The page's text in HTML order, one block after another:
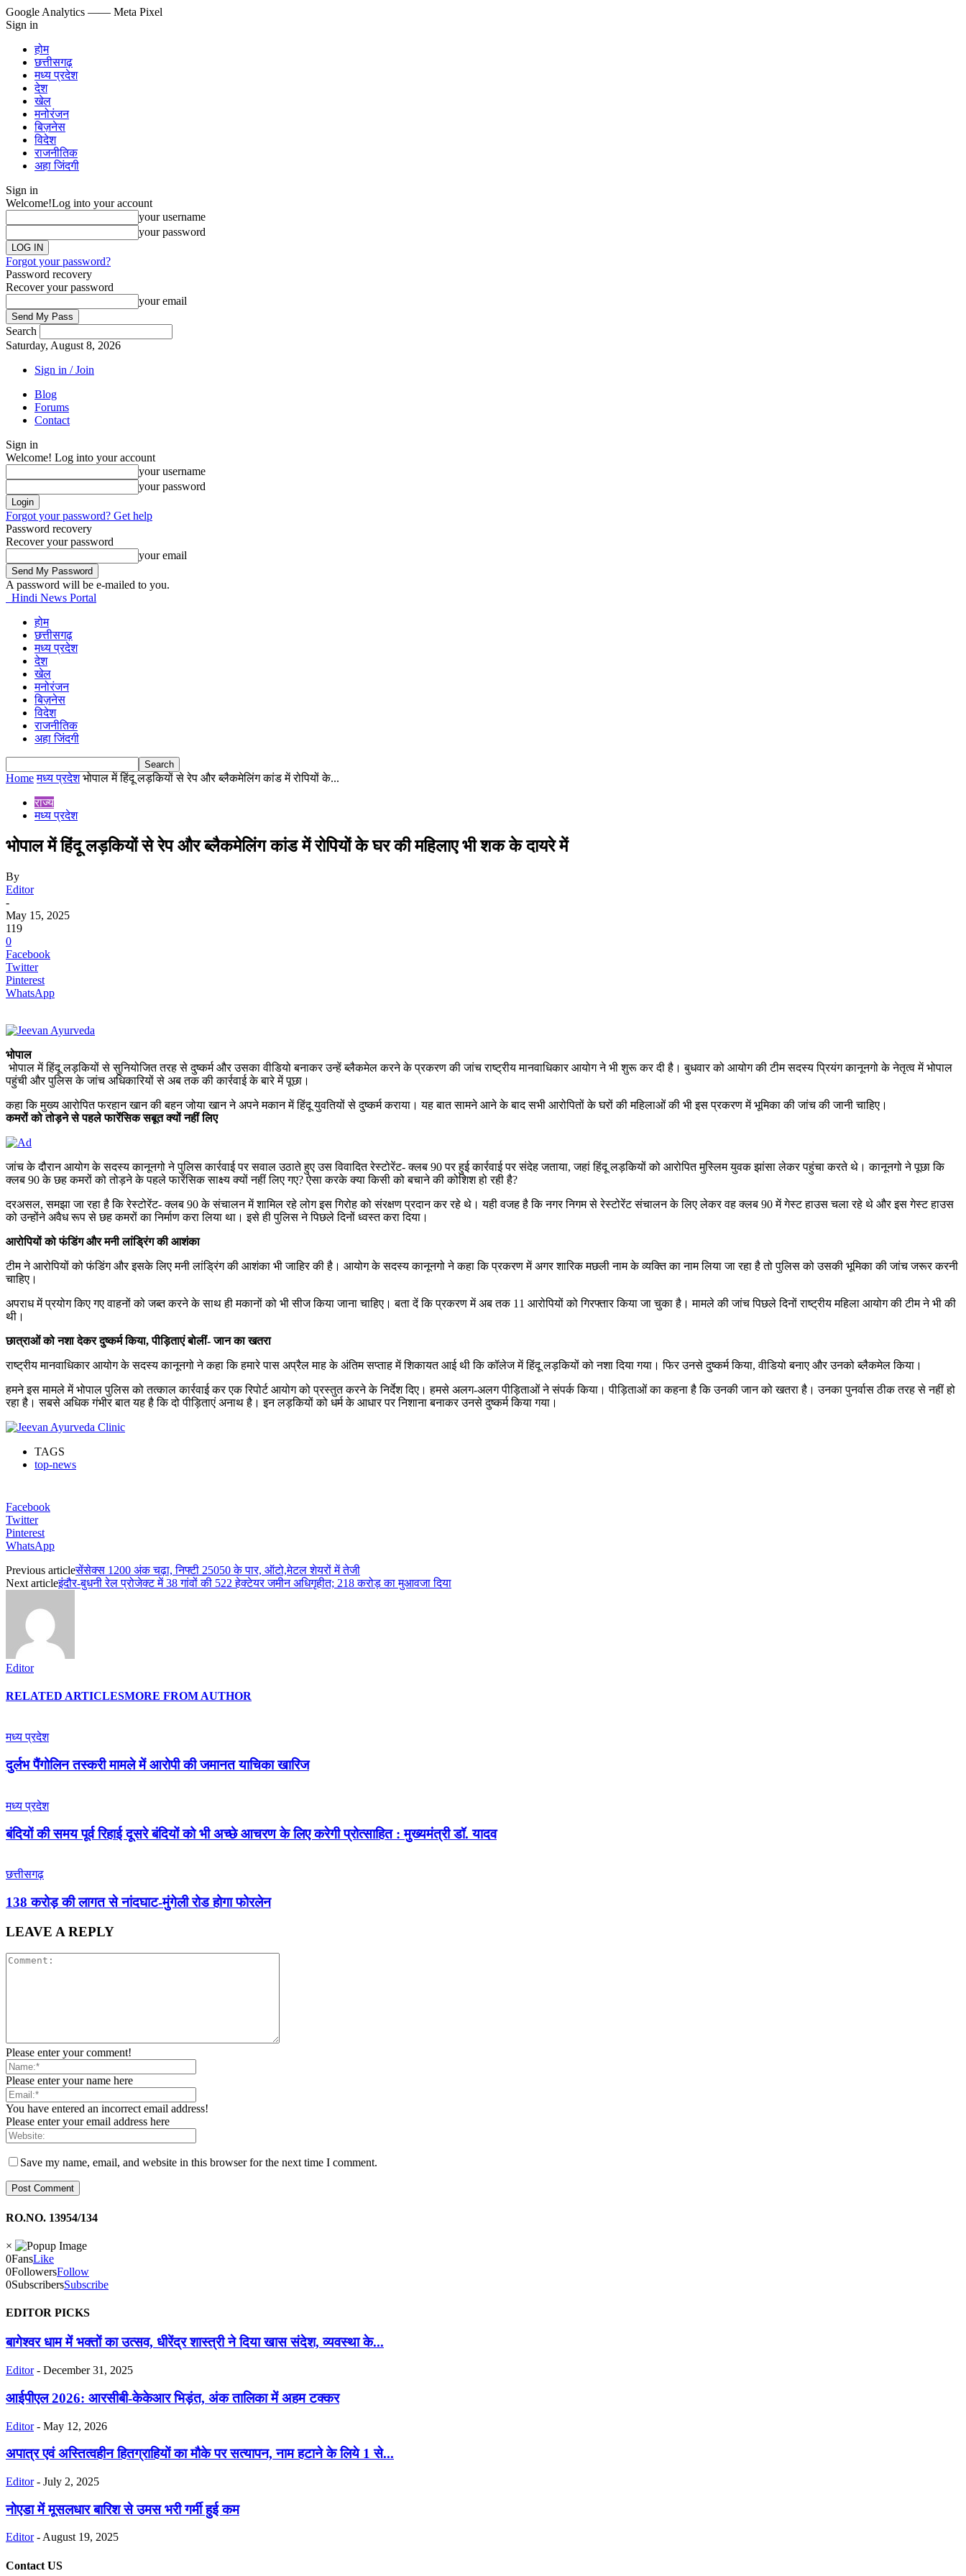
Google Analytics —— Meta Pixel
Sign in
होम
छत्तीसगढ़
मध्य प्रदेश
देश
खेल
मनोरंजन
बिज़नेस
विदेश
राजनीतिक
अहा जिंदगी
Sign in
Welcome!Log into your account
your username
your password
Forgot your password?
Password recovery
Recover your password
your email
Search
Saturday, August 8, 2026
Sign in / Join
Blog
Forums
Contact
Sign in
Welcome! Log into your account
your username
your password
Forgot your password? Get help
Password recovery
Recover your password
your email
A password will be e-mailed to you.
Hindi News Portal
होम
छत्तीसगढ़
मध्य प्रदेश
देश
खेल
मनोरंजन
बिज़नेस
विदेश
राजनीतिक
अहा जिंदगी
Home मध्य प्रदेश भोपाल में हिंदू लड़कियों से रेप और ब्लैकमेलिंग कांड में रोपियों के...
राज्य
मध्य प्रदेश
भोपाल में हिंदू लड़कियों से रेप और ब्लैकमेलिंग कांड में रोपियों के घर की महिलाए भी शक के दायरे में
By
Editor
-
May 15, 2025
119
0
Facebook
Twitter
Pinterest
WhatsApp
भोपाल
भोपाल में हिंदू लड़कियों से सुनियोजित तरह से दुष्कर्म और उसका वीडियो बनाकर उन्हें ब्लैकमेल करने के प्रकरण की जांच राष्ट्रीय मानवाधिकार आयोग ने भी शुरू कर दी है। बुधवार को आयोग की टीम सदस्य प्रियंग कानूनगो के नेतृत्व में भोपाल
पहुंची और पुलिस के जांच अधिकारियों से अब तक की कार्रवाई के बारे में पूछा।
कहा कि मुख्य आरोपित फरहान खान की बहन जोया खान ने अपने मकान में हिंदू युवतियों से दुष्कर्म कराया। यह बात सामने आने के बाद सभी आरोपितों के घरों की महिलाओं की भी इस प्रकरण में भूमिका की जांच की जानी चाहिए।
कमरों को तोड़ने से पहले फारेंसिक सबूत क्यों नहीं लिए
जांच के दौरान आयोग के सदस्य कानूनगो ने पुलिस कार्रवाई पर सवाल उठाते हुए उस विवादित रेस्टोरेंट- क्लब 90 पर हुई कार्रवाई पर संदेह जताया, जहां हिंदू लड़कियों को आरोपित मुस्लिम युवक झांसा लेकर पहुंचा करते थे। कानूनगो ने पूछा कि
क्लब 90 के छह कमरों को तोड़ने के पहले फारेंसिक साक्ष्य क्यों नहीं लिए गए? ऐसा करके क्या किसी को बचाने की कोशिश हो रही है?
दरअसल, समझा जा रहा है कि रेस्टोरेंट- क्लब 90 के संचालन में शामिल रहे लोग इस गिरोह को संरक्षण प्रदान कर रहे थे। यही वजह है कि नगर निगम से रेस्टोरेंट संचालन के लिए लेकर वह क्लब 90 में गेस्ट हाउस चला रहे थे और इस गेस्ट हाउस
को उन्होंने अवैध रूप से छह कमरों का निर्माण करा लिया था। इसे ही पुलिस ने पिछले दिनों ध्वस्त करा दिया।
आरोपियों को फंडिंग और मनी लांड्रिंग की आशंका
टीम ने आरोपियों को फंडिंग और इसके लिए मनी लांड्रिंग की आशंका भी जाहिर की है। आयोग के सदस्य कानूनगो ने कहा कि प्रकरण में अगर शारिक मछली नाम के व्यक्ति का नाम लिया जा रहा है तो पुलिस को उसकी भूमिका की जांच जरूर करनी
चाहिए।
अपराध में प्रयोग किए गए वाहनों को जब्त करने के साथ ही मकानों को भी सीज किया जाना चाहिए। बता दें कि प्रकरण में अब तक 11 आरोपियों को गिरफ्तार किया जा चुका है। मामले की जांच पिछले दिनों राष्ट्रीय महिला आयोग की टीम ने भी की
थी।
छात्राओं को नशा देकर दुष्कर्म किया, पीड़िताएं बोलीं- जान का खतरा
राष्ट्रीय मानवाधिकार आयोग के सदस्य कानूनगो ने कहा कि हमारे पास अप्रैल माह के अंतिम सप्ताह में शिकायत आई थी कि कॉलेज में हिंदू लड़कियों को नशा दिया गया। फिर उनसे दुष्कर्म किया, वीडियो बनाए और उनको ब्लैकमेल किया।
हमने इस मामले में भोपाल पुलिस को तत्काल कार्रवाई कर एक रिपोर्ट आयोग को प्रस्तुत करने के निर्देश दिए। हमसे अलग-अलग पीड़िताओं ने संपर्क किया। पीड़िताओं का कहना है कि उनकी जान को खतरा है। उनका पुनर्वास ठीक तरह से नहीं हो
रहा है। सबसे अधिक गंभीर बात यह है कि दो पीड़िताएं अनाथ है। इन लड़कियों को धर्म के आधार पर निशाना बनाकर उनसे दुष्कर्म किया गया।
TAGS
top-news
Facebook
Twitter
Pinterest
WhatsApp
Previous articleसेंसेक्स 1200 अंक चढ़ा, निफ्टी 25050 के पार, ऑटो,मेटल शेयरों में तेजी
Next articleइंदौर-बुधनी रेल प्रोजेक्ट में 38 गांवों की 522 हेक्टेयर जमीन अधिगृहीत; 218 करोड़ का मुआवजा दिया
Editor
RELATED ARTICLESMORE FROM AUTHOR
मध्य प्रदेश
दुर्लभ पैंगोलिन तस्करी मामले में आरोपी की जमानत याचिका खारिज
मध्य प्रदेश
बंदियों की समय पूर्व रिहाई दूसरे बंदियों को भी अच्छे आचरण के लिए करेगी प्रोत्साहित : मुख्यमंत्री डॉ. यादव
छत्तीसगढ़
138 करोड़ की लागत से नांदघाट-मुंगेली रोड होगा फोरलेन
LEAVE A REPLY
Please enter your comment!
Please enter your name here
You have entered an incorrect email address!
Please enter your email address here
Save my name, email, and website in this browser for the next time I comment.
RO.NO. 13954/134
×
0FansLike
0FollowersFollow
0SubscribersSubscribe
EDITOR PICKS
बागेश्वर धाम में भक्तों का उत्सव, धीरेंद्र शास्त्री ने दिया खास संदेश, व्यवस्था के...
Editor - December 31, 2025
आईपीएल 2026: आरसीबी-केकेआर भिड़ंत, अंक तालिका में अहम टक्कर
Editor - May 12, 2026
अपात्र एवं अस्तित्वहीन हितग्राहियों का मौके पर सत्यापन, नाम हटाने के लिये 1 से...
Editor - July 2, 2025
नोएडा में मूसलधार बारिश से उमस भरी गर्मी हुई कम
Editor -August 19, 2025
Contact US